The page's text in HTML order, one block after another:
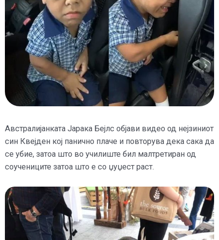
Австралијанката Јарака Бејлс објави видео од нејзиниот
син Квејден кој панично плаче и повторува дека сака да
се убие, затоа што во училиште бил малтретиран од
соучениците затоа што е со џуџест раст.